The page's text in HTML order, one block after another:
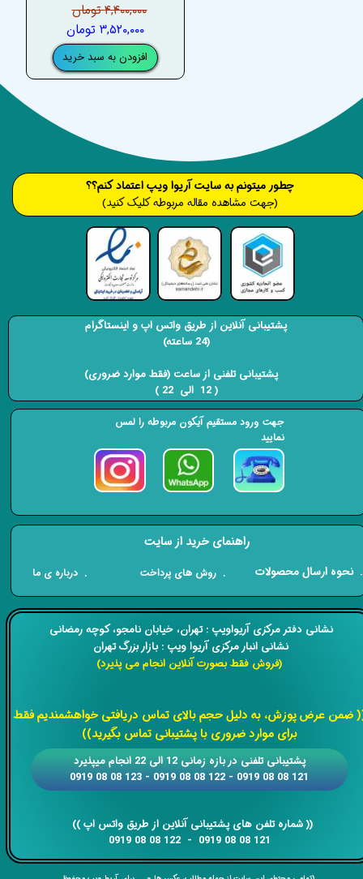
۴,۴۰۰,۰۰۰ تومان
۳,۵۲۰,۰۰۰ تومان
افزودن به سبد خرید
​​نشانی دفتر مرکزی آریواویپ : تهران، خیابان نامجو،کوچه رمضانی
نشانی انبار مرکزی آریوا ویپ : بازار بزرگ تهران
(فروش فقط بصورت آنلاین انجام می پذیرد)
ضمن عرض پوزش، به دلیل حجم بالای تماس دریافتی خواهشمندیم فقط
برای موارد ضروری با پشتیبانی تماس بگیرید))
​​​​​​​​​​​​​​(( ​​​​​​​شماره تلفن های پشتیبانی آنلاین از طریق واتس اپ ))
​​​​​​​121 08 08 0919 - 122 08 08 0919
​​پشتیبانی تلفنی در بازه زمانی 12 الی 22 انجام میپذیرد
121 08 08 0919 - 122 08 08 0919 - 123 08 08 0919
​​​چطور میتونم به سایت آریوا ویپ اعتماد کنم؟؟
(جهت مشاهده مقاله مربوطه کلیک کنید)
راهنمای خرید از سایت
​. نحوه ارسال محصولات . روش های پرداخت . درباره ی ما
پشتیبانی آنلاین از طریق واتس اپ و اینستاگرام
(24 ساعته)
​​​​​​​ پشتیبانی تلفنی از ساعت (فقط موارد ضروری)
( 12 الی 22 ) ​​​​​​​
جهت ورود مستقیم آیکون مربوطه را لمس
نمایید